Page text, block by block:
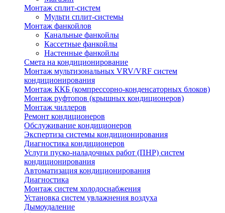
Монтаж сплит-систем
Мульти сплит-системы
Монтаж фанкойлов
Канальные фанкойлы
Кассетные фанкойлы
Настенные фанкойлы
Смета на кондиционирование
Монтаж мультизональных VRV/VRF систем
кондиционирования
Монтаж ККБ (компрессорно-конденсаторных блоков)
Монтаж руфтопов (крышных кондиционеров)
Монтаж чиллеров
Ремонт кондиционеров
Обслуживание кондиционеров
Экспертиза системы кондиционирования
Диагностика кондиционеров
Услуги пуско-наладочных работ (ПНР) систем
кондиционирования
Автоматизация кондиционирования
Диагностика
Монтаж систем холодоснабжения
Установка систем увлажнения воздуха
Дымоудаление